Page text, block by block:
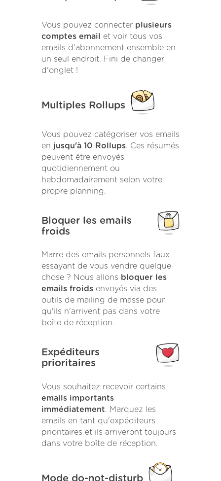
Vous pouvez connecter plusieurs
comptes email
et voir tous vos
emails d'abonnement ensemble en
un seul endroit. Fini de changer
d'onglet !
Multiples Rollups
Vous pouvez catégoriser vos emails
en jusqu'à 10 Rollups. Ces résumés
peuvent être envoyés
quotidiennement ou
hebdomadairement selon votre
propre planning.
Bloquer les emails
froids
Marre des emails personnels faux
essayant de vous vendre quelque
chose ? Nous allons bloquer les
emails froids envoyés via des
outils de mailing de masse pour
qu'ils n'arrivent pas dans votre
boîte de réception.
Expéditeurs
prioritaires
Vous souhaitez recevoir certains
emails importants
immédiatement. Marquez les
emails en tant qu'expéditeurs
prioritaires et ils arriveront toujours
dans votre boîte de réception.
Mode do-not-disturb